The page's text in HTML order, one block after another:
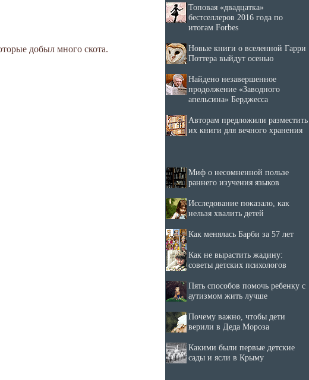
добыл много скота.
Топовая «двадцатка»
бестселлеров 2016 года по
итогам Forbes
Новые книги о вселенной Гарри
Поттера выйдут осенью
Найдено незавершенное
продолжение «Заводного
апельсина» Берджесса
Авторам предложили разместить
их книги для вечного хранения
Миф о несомненной пользе
раннего изучения языков
Исследование показало, как
нельзя хвалить детей
Как менялась Барби за 57 лет
Как не вырастить жадину:
советы детских психологов
Пять способов помочь ребенку с
аутизмом жить лучше
Почему важно, чтобы дети
верили в Деда Мороза
Какими были первые детские
сады и ясли в Крыму